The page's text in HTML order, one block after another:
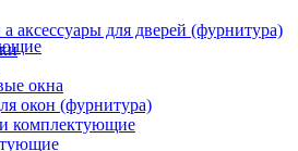
аксессуары для дверей (фурнитура)
окна
окон (фурнитура)
комплектующие